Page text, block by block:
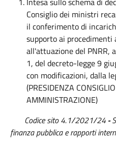
Consiglio dei ministri
il conferimento di
supporto ai
all'attuazione del PNRR,
1, del decreto-legge 9
con modificazioni, dalla
(PRESIDENZA
AMMINISTRAZIONE)
Codice sito 4.1/2021/24 -
finanza pubblica e rapporti